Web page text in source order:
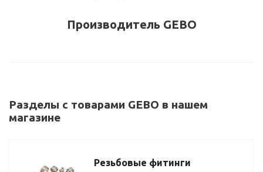
Производитель GEBO
Разделы с товарами GEBO в нашем
магазине
Резьбовые фитинги